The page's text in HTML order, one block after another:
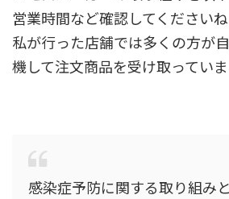
営業時間など確認してくださいね
私が行った店舗では多くの方が
機して注文商品を受け取っていま
感染症予防に関する取り組み